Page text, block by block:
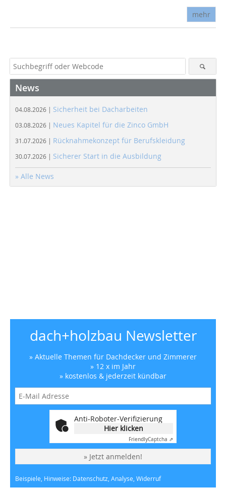
mehr
News
04.08.2026 | Sicherheit bei Dacharbeiten
03.08.2026 | Neues Kapitel für die Zinco GmbH
31.07.2026 | Rücknahmekonzept für Berufskleidung
30.07.2026 | Sicherer Start in die Ausbildung
» Alle News
dach+holzbau Newsletter
» Aktuelle Themen für Dachdecker und Zimmerer
» 12 x im Jahr
» kostenlos & jederzeit kündbar
Anti-Roboter-Verifizierung
Hier klicken
FriendlyCaptcha ⇗
» Jetzt anmelden!
Beispiele, Hinweise: Datenschutz, Analyse, Widerruf